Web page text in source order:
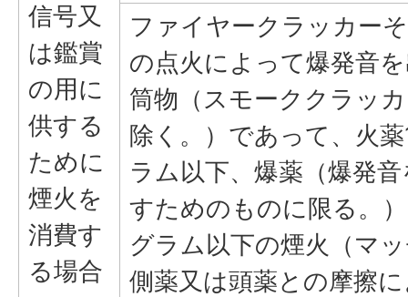
信号又
は鑑賞
の用に
供する
ために
煙火を
消費す
る場合
ファイヤークラッカー
の点火によって爆発音
筒物（スモーククラッ
除く。）であって、火
ラム以下、爆薬（爆発
すためのものに限る。
グラム以下の煙火（マ
側薬又は頭薬との摩擦